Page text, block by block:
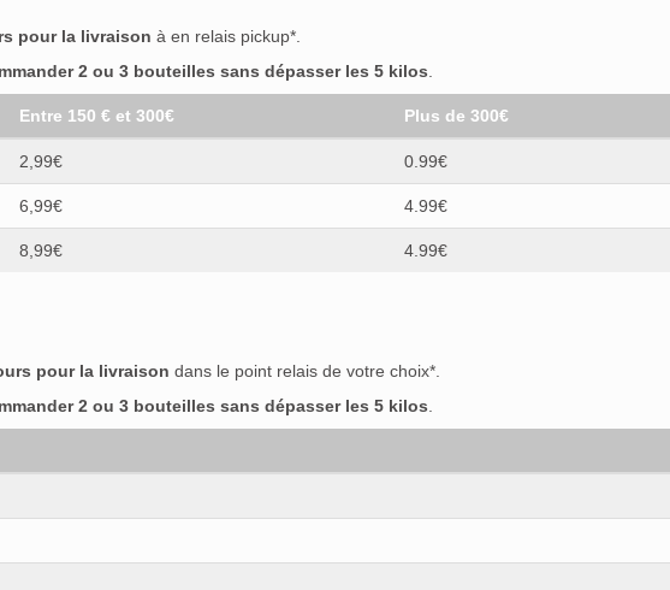
pour la livraison à en relais pickup*.
2 ou 3 bouteilles sans dépasser les 5 kilos
Entre 150 € et 300€ Plus de 300€
2,99€ 0.99€
6,99€ 4.99€
8,99€ 4.99€
pour la livraison dans le point relais de votre choix*.
2 ou 3 bouteilles sans dépasser les 5 kilos